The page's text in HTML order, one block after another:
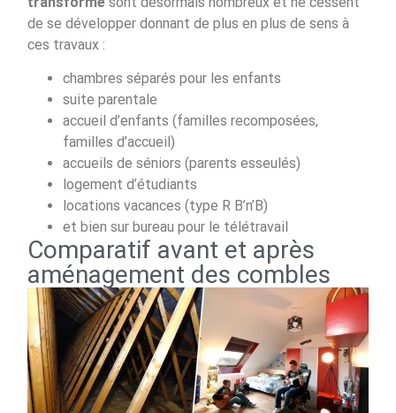
de se développer donnant de plus en plus de sens à
ces travaux :
chambres séparés pour les enfants
suite parentale
accueil d’enfants (familles recomposées,
familles d’accueil)
accueils de séniors (parents esseulés)
logement d’étudiants
locations vacances (type R B’n’B)
et bien sur bureau pour le télétravail
Comparatif avant et après
aménagement des combles